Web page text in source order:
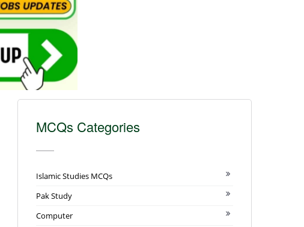
MCQs Categories
Islamic Studies MCQs
Pak Study
Computer